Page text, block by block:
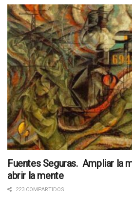
Fuentes Seguras. Ampliar la
abrir la mente
223 COMPARTIDOS